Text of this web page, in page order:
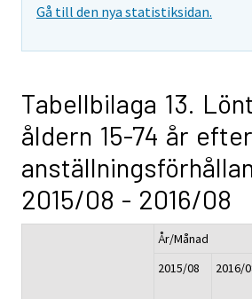
Gå till den nya statistiksidan.
Tabellbilaga 13.
åldern 15-74 år
2015/08 - 2016/08
År/Månad
2015/08
2016/